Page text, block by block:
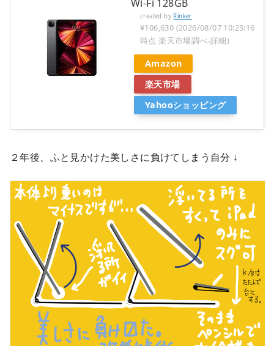
Wi-Fi 128GB
created by Rinker
¥106,630 (2026/08/07 10:25:16
時点 楽天市場調べ-詳細)
Amazon
楽天市場
Yahooショッピング
２年後、ふと見かけた美しさに負けてしまう自分 ↓